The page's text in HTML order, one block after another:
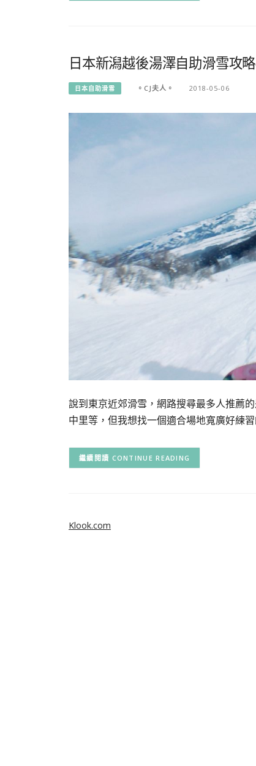
日本新潟越後湯澤自助滑雪攻
日本自助滑雪 。CJ夫人。 2018-05-06
說到東京近郊滑雪，網路搜尋最多人推薦
中里等，但我想找一個適合場地寬廣好練
CONTINUE READING
Klook.com